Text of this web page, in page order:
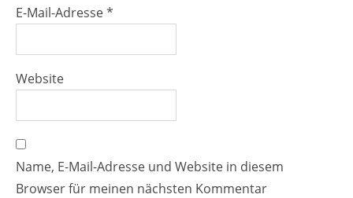
E-Mail-Adresse*
Website
Name, E-Mail-Adresse und Website in diesem
Browser für meinen nächsten Kommentar